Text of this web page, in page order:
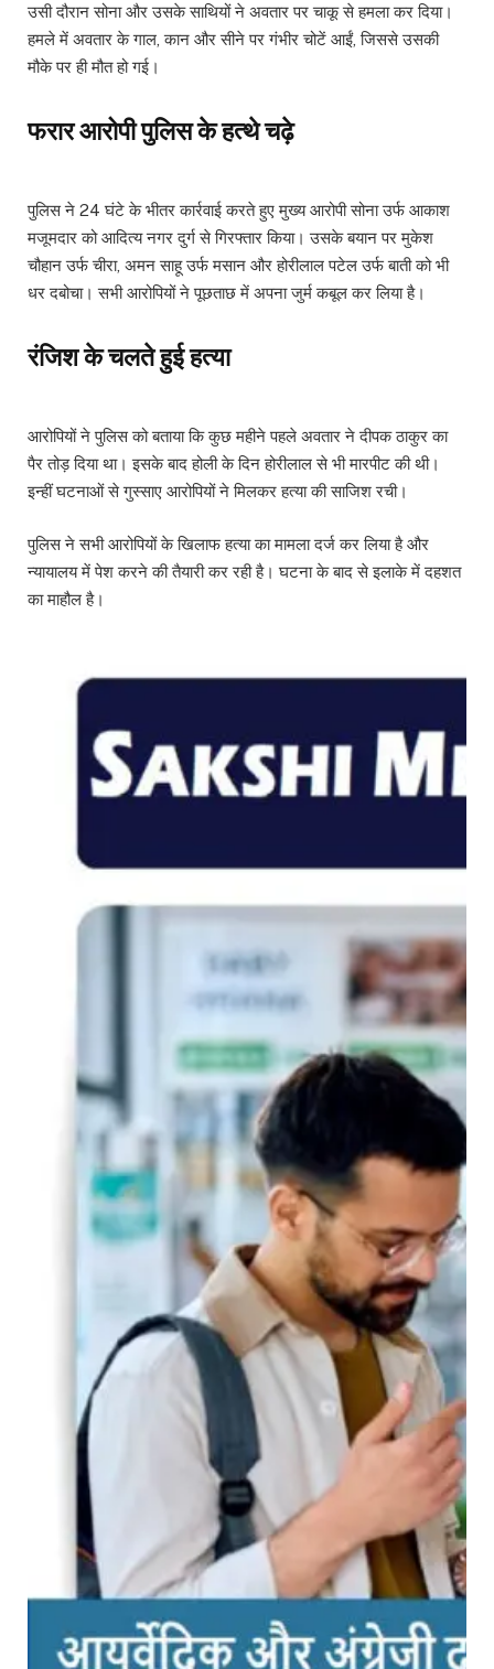
उसी दौरान सोना और उसके साथियों ने अवतार पर चाकू से हमला कर दिया।
हमले में अवतार के गाल, कान और सीने पर गंभीर चोटें आईं, जिससे उसकी
मौके पर ही मौत हो गई।
फरार आरोपी पुलिस के हत्थे चढ़े
पुलिस ने 24 घंटे के भीतर कार्रवाई करते हुए मुख्य आरोपी सोना उर्फ आकाश
मजूमदार को आदित्य नगर दुर्ग से गिरफ्तार किया। उसके बयान पर मुकेश
चौहान उर्फ चीरा, अमन साहू उर्फ मसान और होरीलाल पटेल उर्फ बाती को भी
धर दबोचा। सभी आरोपियों ने पूछताछ में अपना जुर्म कबूल कर लिया है।
रंजिश के चलते हुई हत्या
आरोपियों ने पुलिस को बताया कि कुछ महीने पहले अवतार ने दीपक ठाकुर का
पैर तोड़ दिया था। इसके बाद होली के दिन होरीलाल से भी मारपीट की थी।
इन्हीं घटनाओं से गुस्साए आरोपियों ने मिलकर हत्या की साजिश रची।
पुलिस ने सभी आरोपियों के खिलाफ हत्या का मामला दर्ज कर लिया है और
न्यायालय में पेश करने की तैयारी कर रही है। घटना के बाद से इलाके में दहशत
का माहौल है।